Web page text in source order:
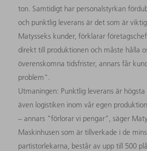
ton. Samtidigt har personalstyrkan
och punktlig leverans är det som är
Matysseks kunder, förklarar
direkt till produktionen och måste hålla
överenskomna tidsfrister, annars får
problem".
Utmaningen: Punktlig leverans är
även logistiken inom vår egen
– annars "förlorar vi pengar", säger
Maskinhusen som är tillverkade i de
partistorlekarna, består av upp till 500